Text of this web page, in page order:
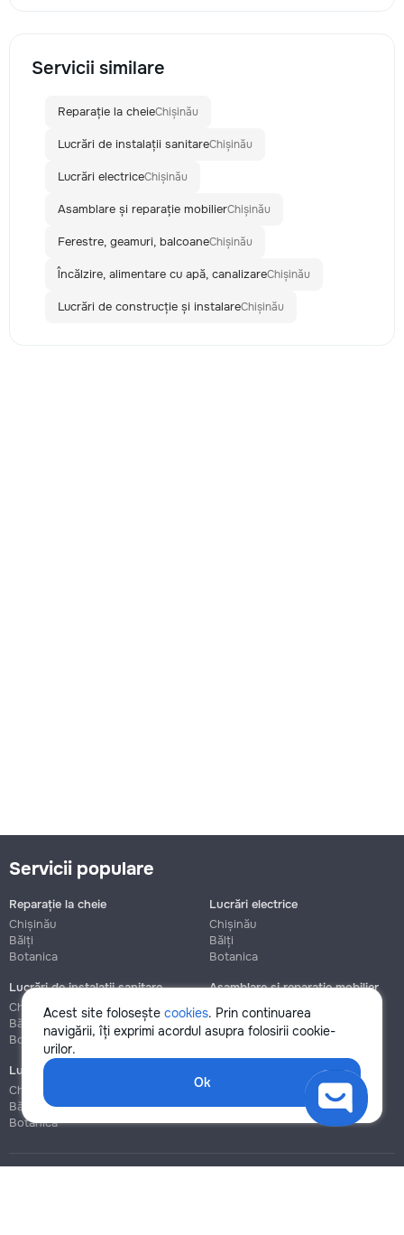
Servicii similare
Reparație la cheieChișinău
Lucrări de instalații sanitareChișinău
Lucrări electriceChișinău
Asamblare și reparație mobilierChișinău
Ferestre, geamuri, balcoaneChișinău
Încălzire, alimentare cu apă, canalizareChișinău
Lucrări de construcție și instalareChișinău
Acest site folosește cookies. Prin continuarea
navigării, îți exprimi acordul asupra folosirii cookie-
urilor.
Ok
Servicii populare
Reparație la cheie
Chișinău
Bălți
Botanica
Lucrări electrice
Chișinău
Bălți
Botanica
Lucrări de instalații sanitare
Chișinău
Bălți
Botanica
Asamblare și reparație mobilier
Chișinău
Botanica
Lucrări de construcție și instalare
Chișinău
Bălți
Botanica